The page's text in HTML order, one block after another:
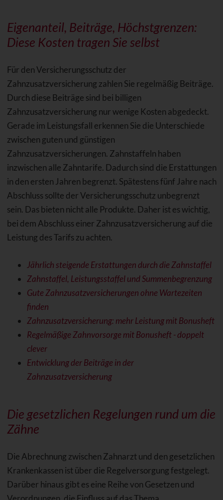
Eigenanteil, Beiträge, Höchstgrenzen:
Diese Kosten tragen Sie selbst
Für den Versicherungsschutz der
Zahnzusatzversicherung zahlen Sie regelmäßig Beiträge.
Durch diese Beiträge sind bei billigen
Zahnzusatzversicherung nur wenige Kosten abgedeckt.
Gerade im Leistungsfall erkennen Sie die Unterschiede
zwischen guten und günstigen
Zahnzusatzversicherungen. Zahnstaffeln haben
inzwischen alle Zahntarife. Dadurch sind die Erstattungen
in den ersten Jahren begrenzt. Spätestens fünf Jahre nach
Abschluss sollte der Versicherungsschutz unbegrenzt
sein. Das bieten nicht alle Produkte. Daher ist es wichtig,
bei dem Abschluss einer Zahnzusatzversicherung auf die
Leistung des Tarifs zu achten.
Jährlich steigende Erstattungen durch die Zahnstaffel
Zahnstaffel, Leistungsstaffel und Summenbegrenzung
Gute Zahnzusatzversicherungen ohne Wartezeiten
finden
Zahnzusatzversicherung: mehr Leistung mit Bonusheft
Regelmäßige Zahnvorsorge mit Bonusheft - doppelt
clever
Entwicklung der Beiträge in der
Zahnzusatzversicherung
Die gesetzlichen Regelungen rund um die
Zähne
Die Abrechnung zwischen Zahnarzt und den gesetzlichen
Krankenkassen ist über die Regelversorgung festgelegt.
Darüber hinaus gibt es eine Reihe von Gesetzen und